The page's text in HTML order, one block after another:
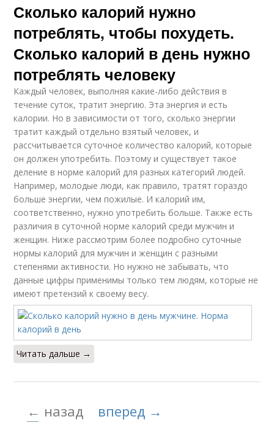
Сколько калорий нужно
потреблять, чтобы похудеть.
Сколько калорий в день нужно
потреблять человеку
Каждый человек, выполняя какие-либо действия в
течение суток, тратит энергию. Эта энергия и есть
калории. Но в зависимости от того, сколько энергии
тратит каждый отдельно взятый человек, и
рассчитывается суточное количество калорий, которые
он должен употребить. Поэтому и существует такое
деление в норме калорий для разных категорий людей.
Например, молодые люди, как правило, тратят гораздо
больше энергии, чем пожилые. И калорий им,
соответственно, нужно употребить больше. Также есть
различия в суточной норме калорий среди мужчин и
женщин. Ниже рассмотрим более подробно суточные
нормы калорий для мужчин и женщин с разными
степенями активности. Но нужно не забывать, что
данные цифры применимы только тем людям, которые не
имеют претензий к своему весу.
Читать дальше →
← назад вперед →